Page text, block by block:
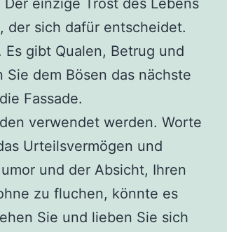
einzige Trost des Lebens
der sich dafür entscheidet.
gibt Qualen, Betrug und
dem Bösen das nächste
Fassade.
verwendet werden. Worte
Urteilsvermögen und
und der Absicht, Ihren
zu fluchen, könnte es
Sie und lieben Sie sich